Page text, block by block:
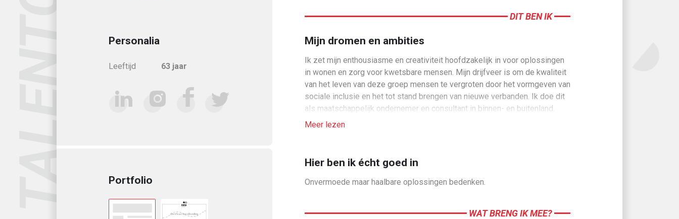
Personalia
Leeftijd 63 jaar
Portfolio
DIT BEN IK
Mijn dromen en ambities
Ik zet mijn enthousiasme en creativiteit hoofdzakelijk in voor oplossingen
in wonen en zorg voor kwetsbare mensen. Mijn drijfveer is om de kwaliteit
van het leven van deze groep mensen te vergroten door het vormgeven van
sociale inclusie en het tot stand brengen van nieuwe verbanden. Ik doe dit
als maatschappelijk ondernemer en consultant in binnen- en buitenland.
Daarnaast zet ik mij in voor de ontplooiing van jongeren en maak daarin de
Meer lezen
Hier ben ik écht goed in
Onvermoede maar haalbare oplossingen bedenken.
WAT BRENG IK MEE?